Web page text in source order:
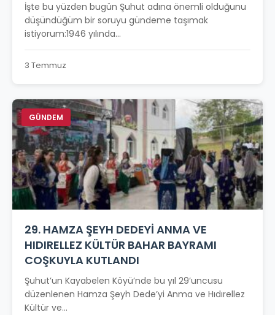
İşte bu yüzden bugün Şuhut adına önemli olduğunu
düşündüğüm bir soruyu gündeme taşımak
istiyorum:1946 yılında...
3 Temmuz
GÜNDEM
29. HAMZA ŞEYH DEDEYİ ANMA VE
HIDIRELLEZ KÜLTÜR BAHAR BAYRAMI
COŞKUYLA KUTLANDI
Şuhut’un Kayabelen Köyü’nde bu yıl 29’uncusu
düzenlenen Hamza Şeyh Dede’yi Anma ve Hıdırellez
Kültür ve...